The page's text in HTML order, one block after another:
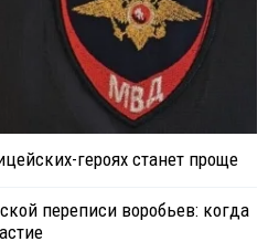
героях станет проще
переписи воробьев: когда